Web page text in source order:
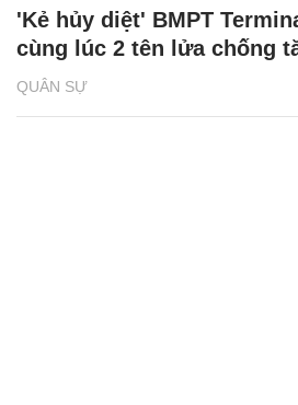
QUÂN SỰ
'Kẻ hủy diệt' BMPT
cùng lúc 2 tên lửa chống